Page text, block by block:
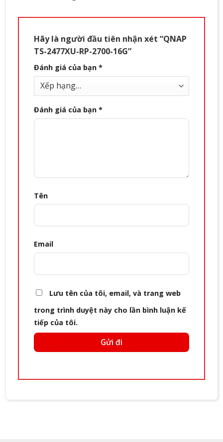
Hãy là người đầu tiên nhận xét “QNAP
TS-2477XU-RP-2700-16G”
Đánh giá của bạn *
Đánh giá của bạn *
Tên
Email
Lưu tên của tôi, email, và trang web
trong trình duyệt này cho lần bình luận kế
tiếp của tôi.